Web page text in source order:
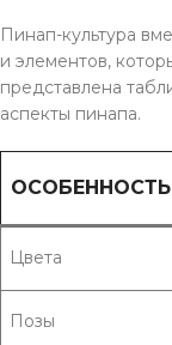
Пинап-культура
и элементов,
представлена
аспекты пинапа.
ОСОБЕННОСТЬ
Цвета
Позы